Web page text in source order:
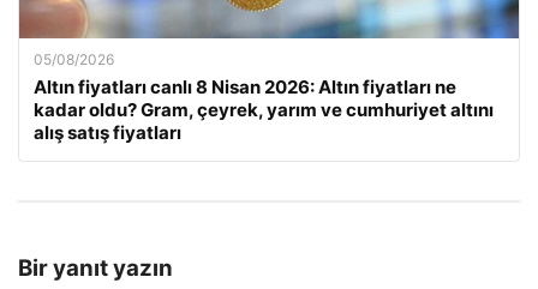
05/08/2026
Altın fiyatları canlı 8 Nisan 2026: Altın fiyatları ne
kadar oldu? Gram, çeyrek, yarım ve cumhuriyet altını
alış satış fiyatları
Bir yanıt yazın